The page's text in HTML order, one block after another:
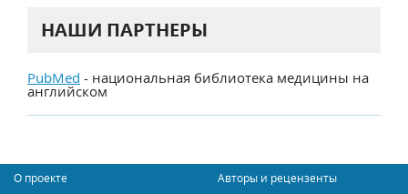
НАШИ ПАРТНЕРЫ
PubMed - национальная библиотека медицины на
английском
О проекте
Авторы и рецензенты